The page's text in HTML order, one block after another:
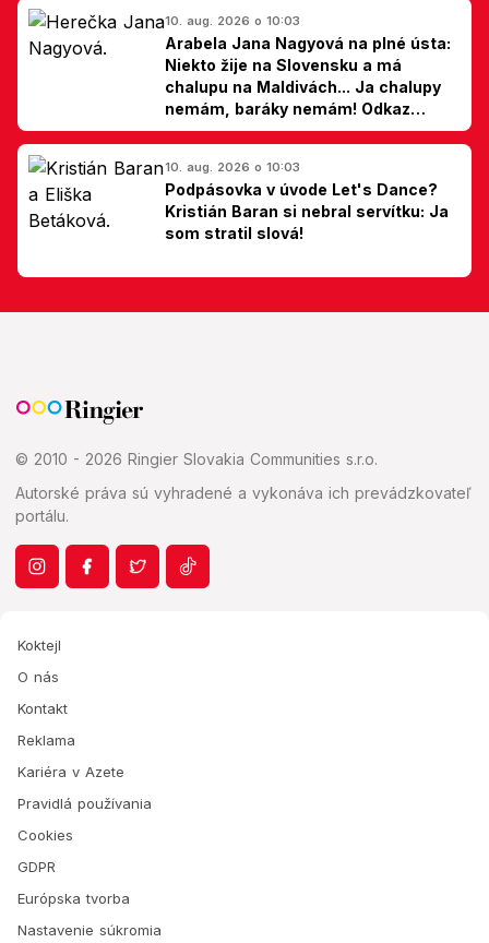
10. aug. 2026 o 10:03
Arabela Jana Nagyová na plné ústa:
Niekto žije na Slovensku a má
chalupu na Maldivách... Ja chalupy
nemám, baráky nemám! Odkaz
Slovákom
10. aug. 2026 o 10:03
Podpásovka v úvode Let's Dance?
Kristián Baran si nebral servítku: Ja
som stratil slová!
© 2010 - 2026 Ringier Slovakia Communities s.r.o.
Autorské práva sú vyhradené a vykonáva ich prevádzkovateľ
portálu.
Koktejl
O nás
Kontakt
Reklama
Kariéra v Azete
Pravidlá používania
Cookies
GDPR
Európska tvorba
Nastavenie súkromia